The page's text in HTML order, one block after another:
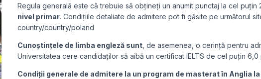
Regula generală este că trebuie să obțineți un anumit punctaj la cel puțin
nivel primar. Condițiile detaliate de admitere pot fi găsite pe următorul
country/country/poland
Cunoștințele de limba engleză sunt, de asemenea, o cerință pentru
Universitatea cere candidaților să aibă un certificat IELTS de cel puțin
Condiții generale de admitere la un program de masterat în Anglia